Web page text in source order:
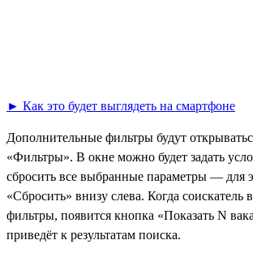
► Как это будет выглядеть на смартфоне
Дополнительные фильтры будут
«Фильтры». В окне можно будет задать
сбросить все выбранные параметры — для
«Сбросить» внизу слева. Когда соискатель
фильтры, появится кнопка «Показать N
приведёт к результатам поиска.